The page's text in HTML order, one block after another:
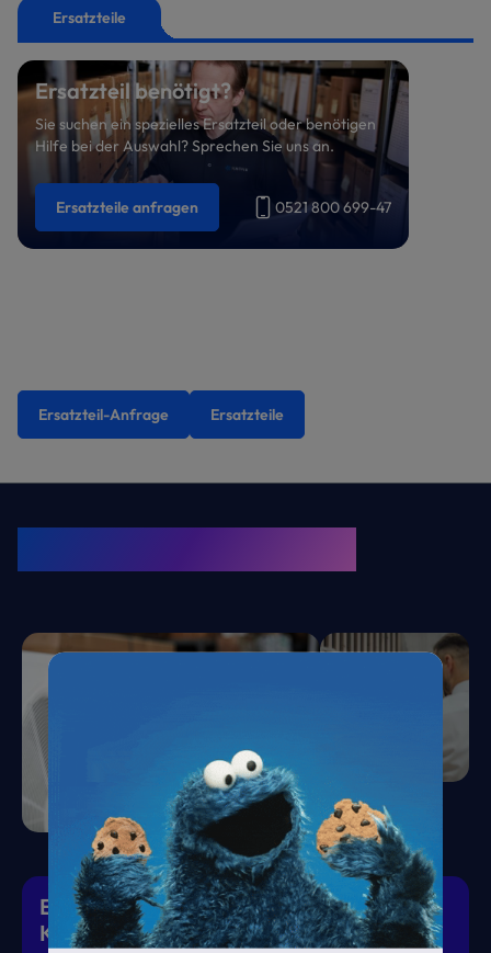
Ersatzteile
Ersatzteil benötigt?
Sie suchen ein spezielles Ersatzteil oder benötigen
Hilfe bei der Auswahl? Sprechen Sie uns an.
Ersatzteile anfragen 0521 800 699-47
Ersatzteil-Anfrage Ersatzteile
Eiskalte Deals & heiße News für gutes
Klima